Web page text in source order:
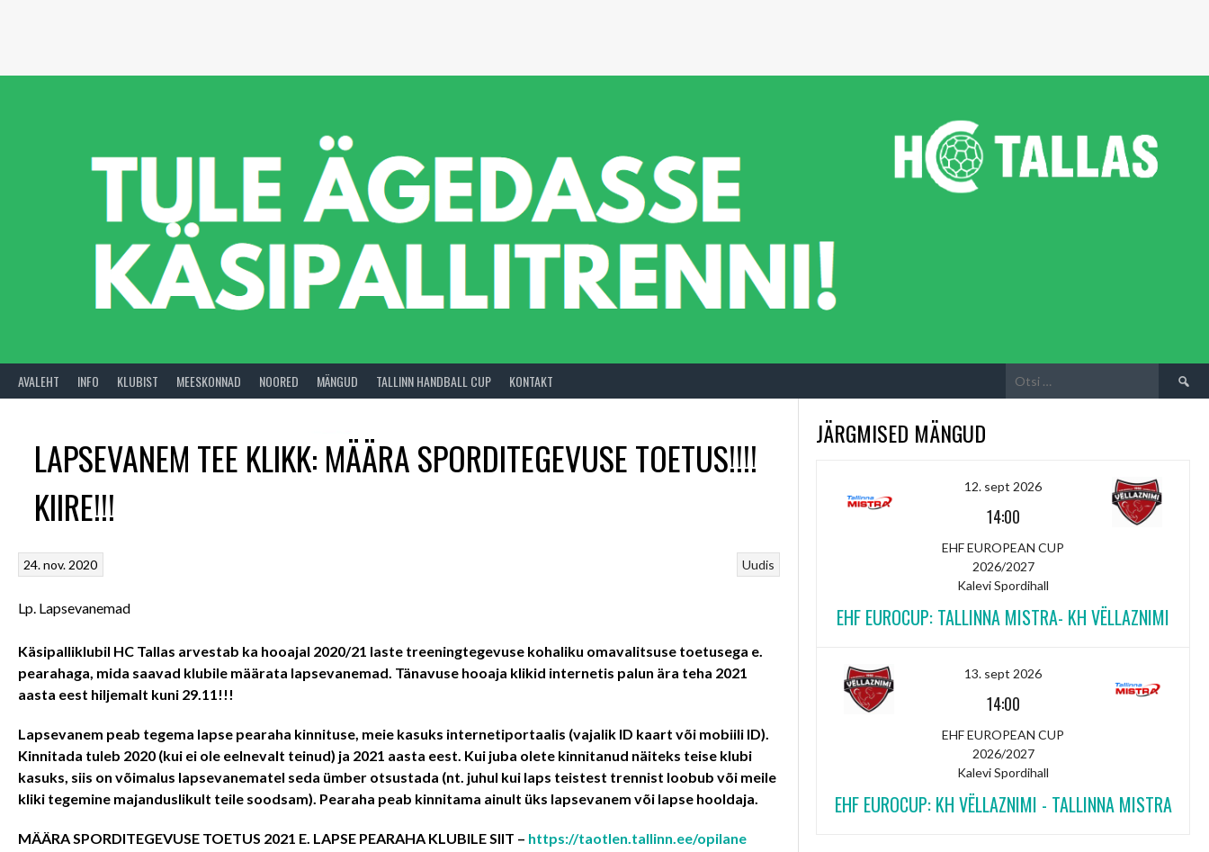
AVALEHT INFO KLUBIST MEESKONNAD NOORED MÄNGUD TALLINN HANDBALL CUP KONTAKT Otsi:
LAPSEVANEM TEE KLIKK: MÄÄRA SPORDITEGEVUSE TOETUS!!!!
KIIRE!!!
Uudis
24. nov. 2020
Lp. Lapsevanemad
Käsipalliklubil HC Tallas arvestab ka hooajal 2020/21 laste treeningtegevuse kohaliku omavalitsuse toetusega e.
pearahaga, mida saavad klubile määrata lapsevanemad. Tänavuse hooaja klikid internetis palun ära teha 2021
aasta eest hiljemalt kuni 29.11!!!
Lapsevanem peab tegema lapse pearaha kinnituse, meie kasuks internetiportaalis (vajalik ID kaart või mobiili ID).
Kinnitada tuleb 2020 (kui ei ole eelnevalt teinud) ja 2021 aasta eest Kui juba olete kinnitanud näiteks teise klubi
kasuks, siis on võimalus lapsevanematel seda ümber otsustada (nt. juhul kui laps teistest trennist loobub või meile
kliki tegemine majanduslikult teile soodsam). Pearaha peab kinnitama ainult üks lapsevanem või lapse hooldaja.
MÄÄRA SPORDITEGEVUSE TOETUS 2021 E. LAPSE PEARAHA KLUBILE SIIT – https://taotlen.tallinn.ee/opilane
JÄRGMISED MÄNGUD
12. sept 2026
14:00
EHF EUROPEAN CUP
2026/2027
Kalevi Spordihall
EHF EUROCUP: TALLINNA MISTRA- KH VËLLAZNIMI
13. sept 2026
14:00
EHF EUROPEAN CUP
2026/2027
Kalevi Spordihall
EHF EUROCUP: KH VËLLAZNIMI - TALLINNA MISTRA